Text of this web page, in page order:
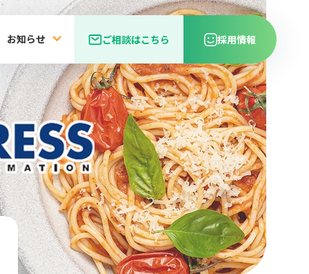
お知らせ ご相談はこちら 採用情報